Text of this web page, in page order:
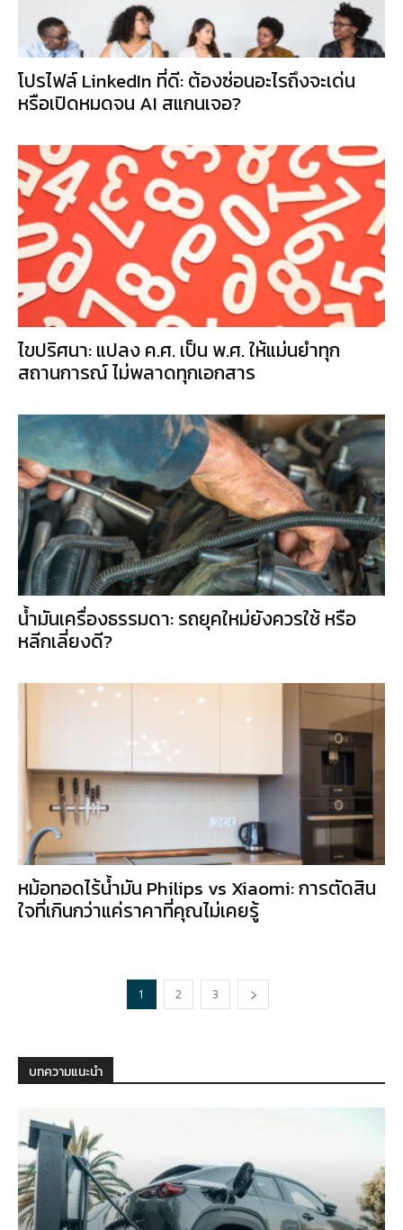
โปรไฟล์ LinkedIn ที่ดี: ต้องซ่อนอะไรถึงจะเด่น
หรือเปิดหมดจน AI สแกนเจอ?
ไขปริศนา: แปลง ค.ศ. เป็น พ.ศ. ให้แม่นยำทุก
สถานการณ์ ไม่พลาดทุกเอกสาร
น้ำมันเครื่องธรรมดา: รถยุคใหม่ยังควรใช้ หรือ
หลีกเลี่ยงดี?
หม้อทอดไร้น้ำมัน Philips vs Xiaomi: การตัดสิน
ใจที่เกินกว่าแค่ราคาที่คุณไม่เคยรู้
1 2 3
บทความแนะนำ